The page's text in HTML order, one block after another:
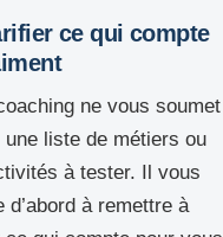
ce qui compte
ne vous soumet
une liste de métiers ou
à tester. Il vous
d’abord à remettre à